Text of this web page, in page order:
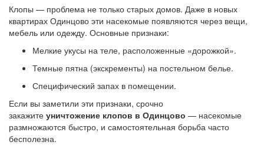
Клопы — проблема не только старых домов. Даже в новых
квартирах Одинцово эти насекомые появляются через вещи,
мебель или одежду. Основные признаки:
Мелкие укусы на теле, расположенные «дорожкой».
Темные пятна (экскременты) на постельном белье.
Специфический запах в помещении.
Если вы заметили эти признаки, срочно
закажите уничтожение клопов в Одинцово — насекомые
размножаются быстро, и самостоятельная борьба часто
бесполезна.